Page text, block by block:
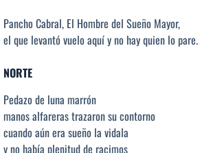
Pancho Cabral, El Hombre del Sueño Mayor,
el que levantó vuelo aquí y no hay quien lo pare.
NORTE
Pedazo de luna marrón
manos alfareras trazaron su contorno
cuando aún era sueño la vidala
y no había plenitud de racimos